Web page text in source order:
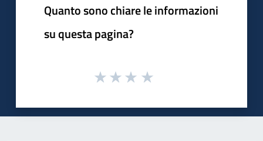
Quanto sono chiare le informazioni
su questa pagina?